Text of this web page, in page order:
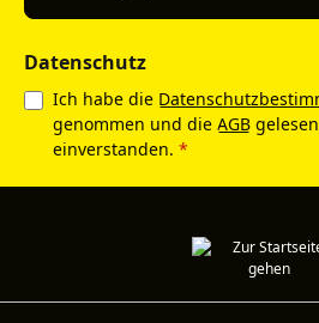
Datenschutz
Ich habe die
genommen und die AGB
einverstanden. *